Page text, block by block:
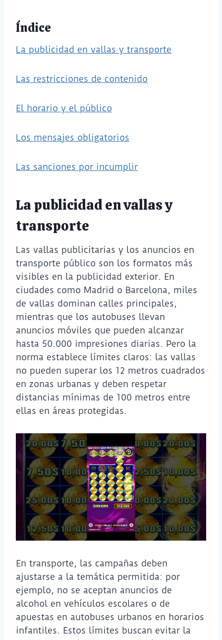
Índice
La publicidad en vallas y transporte
Las restricciones de contenido
El horario y el público
Los mensajes obligatorios
Las sanciones por incumplir
La publicidad en vallas y
transporte
Las vallas publicitarias y los anuncios en
transporte público son los formatos más
visibles en la publicidad exterior. En
ciudades como Madrid o Barcelona, miles
de vallas dominan calles principales,
mientras que los autobuses llevan
anuncios móviles que pueden alcanzar
hasta 50.000 impresiones diarias. Pero la
norma establece límites claros: las vallas
no pueden superar los 12 metros cuadrados
en zonas urbanas y deben respetar
distancias mínimas de 100 metros entre
ellas en áreas protegidas.
En transporte, las campañas deben
ajustarse a la temática permitida: por
ejemplo, no se aceptan anuncios de
alcohol en vehículos escolares o de
apuestas en autobuses urbanos en horarios
infantiles. Estos límites buscan evitar la